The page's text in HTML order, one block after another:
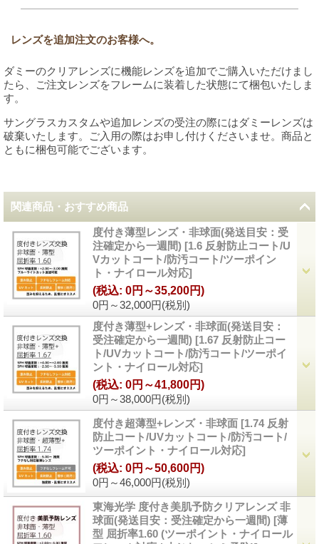
レンズを追加注文のお客様へ。
ダミーのクリアレンズに機能レンズを追加でご購入いただけまし
たら、ご注文レンズをフレームに装着した状態にて梱包いたしま
す。
サングラスカスタムや追加レンズの受注の際にはダミーレンズは
破棄いたします。ご入用の際はお申し付けくださいませ。商品と
ともに梱包可能でございます。
関連商品・おすすめ商品
度付き薄型レンズ・非球面(発送目安：受
注確定から一週間) [1.6 反射防止コート/U
Vカットコート/防汚コート/ツーポイン
ト・ナイロール対応]
0円～32,000円(税別)
(税込: 0円～35,200円)
度付き薄型+レンズ・非球面(発送目安：
受注確定から一週間) [1.67 反射防止コー
ト/UVカットコート/防汚コート/ツーポイ
ント・ナイロール対応]
0円～38,000円(税別)
(税込: 0円～41,800円)
度付き超薄型+レンズ・非球面 [1.74 反射
防止コート/UVカットコート/防汚コート/
ツーポイント・ナイロール対応]
0円～46,000円(税別)
(税込: 0円～50,600円)
東海光学 度付き美肌予防クリアレンズ 非
球面(発送目安：受注確定から一週間) [薄
型 屈折率1.60 (ツーポイント・ナイロール